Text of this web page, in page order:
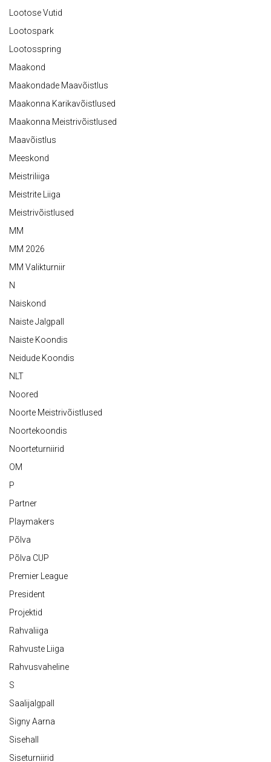
Lootose Vutid
Lootospark
Lootosspring
Maakond
Maakondade Maavõistlus
Maakonna Karikavõistlused
Maakonna Meistrivõistlused
Maavõistlus
Meeskond
Meistriliiga
Meistrite Liiga
Meistrivõistlused
MM
MM 2026
MM Valikturniir
N
Naiskond
Naiste Jalgpall
Naiste Koondis
Neidude Koondis
NLT
Noored
Noorte Meistrivõistlused
Noortekoondis
Noorteturniirid
OM
P
Partner
Playmakers
Põlva
Põlva CUP
Premier League
President
Projektid
Rahvaliiga
Rahvuste Liiga
Rahvusvaheline
S
Saalijalgpall
Signy Aarna
Sisehall
Siseturniirid